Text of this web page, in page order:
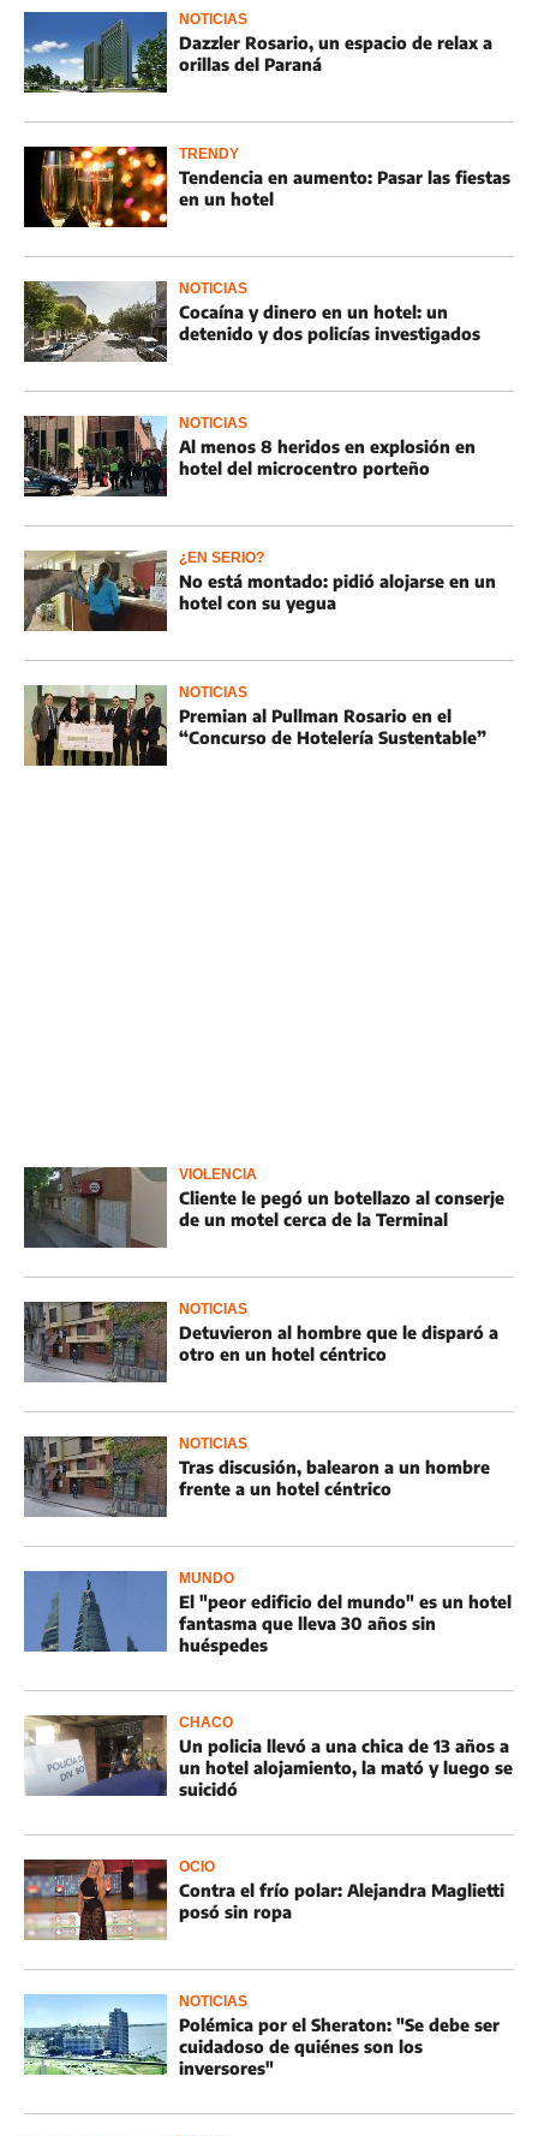
NOTICIAS
Dazzler Rosario, un espacio de relax a
orillas del Paraná
TRENDY
Tendencia en aumento: Pasar las fiestas
en un hotel
NOTICIAS
Cocaína y dinero en un hotel: un
detenido y dos policías investigados
NOTICIAS
Al menos 8 heridos en explosión en
hotel del microcentro porteño
¿EN SERIO?
No está montado: pidió alojarse en un
hotel con su yegua
NOTICIAS
Premian al Pullman Rosario en el
“Concurso de Hotelería Sustentable”
VIOLENCIA
Cliente le pegó un botellazo al conserje
de un motel cerca de la Terminal
NOTICIAS
Detuvieron al hombre que le disparó a
otro en un hotel céntrico
NOTICIAS
Tras discusión, balearon a un hombre
frente a un hotel céntrico
MUNDO
El "peor edificio del mundo" es un hotel
fantasma que lleva 30 años sin
huéspedes
CHACO
Un policia llevó a una chica de 13 años a
un hotel alojamiento, la mató y luego se
suicidó
OCIO
Contra el frío polar: Alejandra Maglietti
posó sin ropa
NOTICIAS
Polémica por el Sheraton: "Se debe ser
cuidadoso de quiénes son los
inversores"